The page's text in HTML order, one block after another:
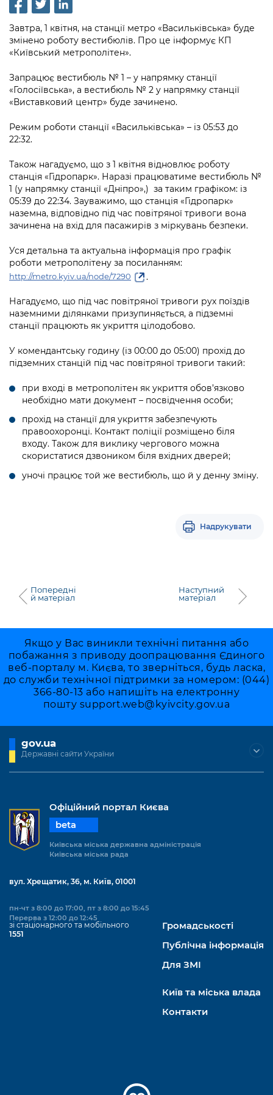
Рішення та розпорядження
Проєкти розпоряджень, що
перебувають на погодженні КМВА
Рішення Київради
Контактна інформація
Графік роботи та прийому громадян
Статистика
Звернення громадян
Регуляторна діяльність
Промисловість і наука Києва
Підприємства, установи, організації
Kyiv International Relations
Річні звіти
Гендерна політика
Київська міська військова адміністрація
Освіта та навчальні заклади
Дороги, транспорт та парковки
Навколишнє середовище міста
Містобудування та земельні ділянки
Бізнес та ліцензування
Фінанси та бюджет
Безпека та правопорядок
Ритуальні послуги
Пам'ятки культурної спадщини
Безбар'єрність
Міський застосунок Київ Цифровий
Важливе під час воєнного стану
Громадська експертиза
Громадський бюджет
Громадська рада
Відкритий бюджет
Контактний центр
Допомога учасникам АТО
Рада з питань внутрішньо переміщених
осіб при Київській міській військовій
«Ініціатива «Партнерство «Відкритий
Уряд» – місцевий рівень»
Важливе під час воєнного стану
Інформація з обмеженим доступом
Подати запит онлайн
Проекти нормативно-правових та
інших актів
Питання і відповіді про публічну
Порядок оскарження рішень, дій чи
бездіяльності розпорядників інформації
Звіти про опрацювання запитів на
Інформація для споживачів
Портал даних Києва
Медіагалерея
Підписатися на новини та анонси від
КМДА / Subscribe to announcements
Порядок акредитації медіа /
Accreditation process
Подати журналістський запит /
Submitting a media request
Зйомки в лікарнях в умовах воєнного
стану / Rules for media coverage of
hospitals at work under martial law
Контакти для медіа / Contacts for mass
Портал Послуг
Завтра, 1 квітня, на станції метро «Васильківська» буде
змінено роботу вестибюлів. Про це інформує КП
«Київський метрополітен».
Запрацює вестибюль № 1 – у напрямку станції
«Голосіївська», а вестибюль № 2 у напрямку станції
«Виставковий центр» буде зачинено.
Режим роботи станції «Васильківська» – із 05:53 до
22:32.
Також нагадуємо, що з 1 квітня відновлює роботу
станція «Гідропарк». Наразі працюватиме вестибюль №
1 (у напрямку станції «Дніпро»,) за таким графіком: із
05:39 до 22:34. Зауважимо, що станція «Гідропарк»
наземна, відповідно під час повітряної тривоги вона
зачинена на вхід для пасажирів з міркувань безпеки.
Уся детальна та актуальна інформація про графік
роботи метрополітену за посиланням:
http://metro.kyiv.ua/node/7290 .
Нагадуємо, що під час повітряної тривоги рух поїздів
наземними ділянками призупиняється, а підземні
станції працюють як укриття цілодобово.
У комендантську годину (із 00:00 до 05:00) прохід до
підземних станцій під час повітряної тривоги такий:
при вході в метрополітен як укриття обов’язково
необхідно мати документ – посвідчення особи;
прохід на станції для укриття забезпечують
правоохоронці. Контакт поліції розміщено біля
входу. Також для виклику чергового можна
скористатися дзвоником біля вхідних дверей;
уночі працює той же вестибюль, що й у денну зміну.
Надрукувати
Попередні
й матеріал
Наступний
матеріал
Якщо у Вас виникли технічні питання або
побажання з приводу доопрацювання Єдиного
веб-порталу м. Києва, то зверніться, будь ласка,
до служби технічної підтримки за номером: (044)
366-80-13 або напишіть на електронну
пошту support.web@kyivcity.gov.ua
gov.ua
Державні сайти України
Офіційний портал Києва
beta
Київська міська державна адміністрація
Київська міська рада
вул. Хрещатик, 36, м. Київ, 01001
пн-чт з 8:00 до 17:00, пт з 8:00 до 15:45
Перерва з 12:00 до 12:45
зі стаціонарного та мобільного
1551
Громадськості
Публічна інформація
Для ЗМІ
Київ та міська влада
Контакти